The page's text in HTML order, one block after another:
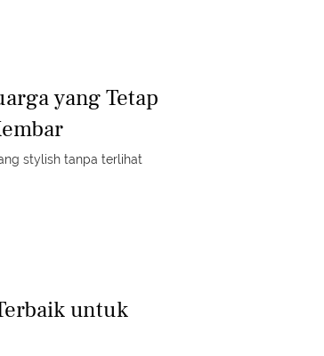
yang Tetap
stylish tanpa terlihat
untuk